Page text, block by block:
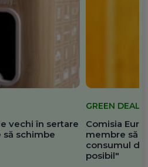
vechi în sertare
să schimbe
GREEN DEAL
Comisia
membre să
consumul de
posibil"